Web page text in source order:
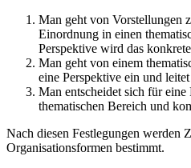
Man geht von Vorstellungen
Einordnung in einen
Perspektive wird das
Man geht von einem
eine Perspektive ein und
Man entscheidet sich für
thematischen Bereich und
Nach diesen Festlegungen werden
Organisationsformen bestimmt.